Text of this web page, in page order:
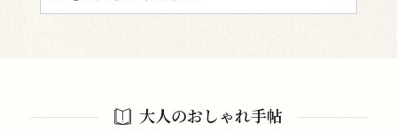
大人のおしゃれ手帖